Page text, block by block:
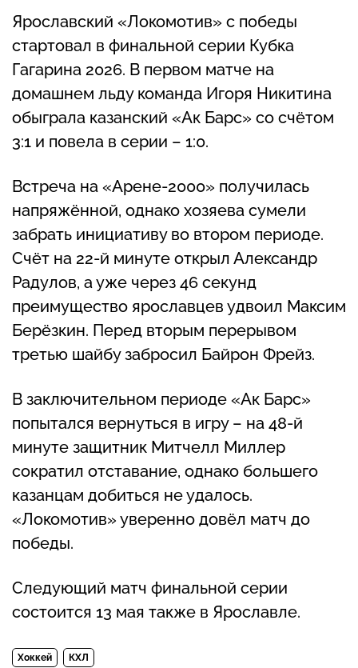
Ярославский «Локомотив» с победы
стартовал в финальной серии Кубка
Гагарина 2026. В первом матче на
домашнем льду команда Игоря Никитина
обыграла казанский «Ак Барс» со счётом
3:1 и повела в серии – 1:0.
Встреча на «Арене-2000» получилась
напряжённой, однако хозяева сумели
забрать инициативу во втором периоде.
Счёт на 22-й минуте открыл Александр
Радулов, а уже через 46 секунд
преимущество ярославцев удвоил Максим
Берёзкин. Перед вторым перерывом
третью шайбу забросил Байрон Фрейз.
В заключительном периоде «Ак Барс»
попытался вернуться в игру – на 48-й
минуте защитник Митчелл Миллер
сократил отставание, однако большего
казанцам добиться не удалось.
«Локомотив» уверенно довёл матч до
победы.
Следующий матч финальной серии
состоится 13 мая также в Ярославле.
Хоккей КХЛ